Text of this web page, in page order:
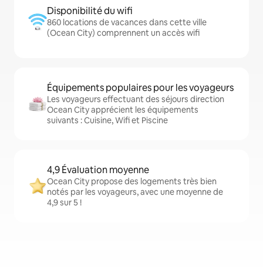
Disponibilité du wifi
860 locations de vacances dans cette ville
(Ocean City) comprennent un accès wifi
Équipements populaires pour les voyageurs
Les voyageurs effectuant des séjours direction
Ocean City apprécient les équipements
suivants : Cuisine, Wifi et Piscine
4,9 Évaluation moyenne
Ocean City propose des logements très bien
notés par les voyageurs, avec une moyenne de
4,9 sur 5 !